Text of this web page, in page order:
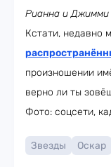
Рианна и
Кстати, недавно
произношении
верно ли ты
Фото: соцсети,
Звезды Оскар